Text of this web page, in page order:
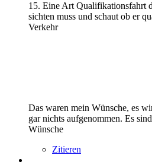
15. Eine Art Qualifikationsfahrt
sichten muss und schaut ob er
Verkehr
Das waren mein Wünsche, es
gar nichts aufgenommen. Es
Wünsche
Zitieren